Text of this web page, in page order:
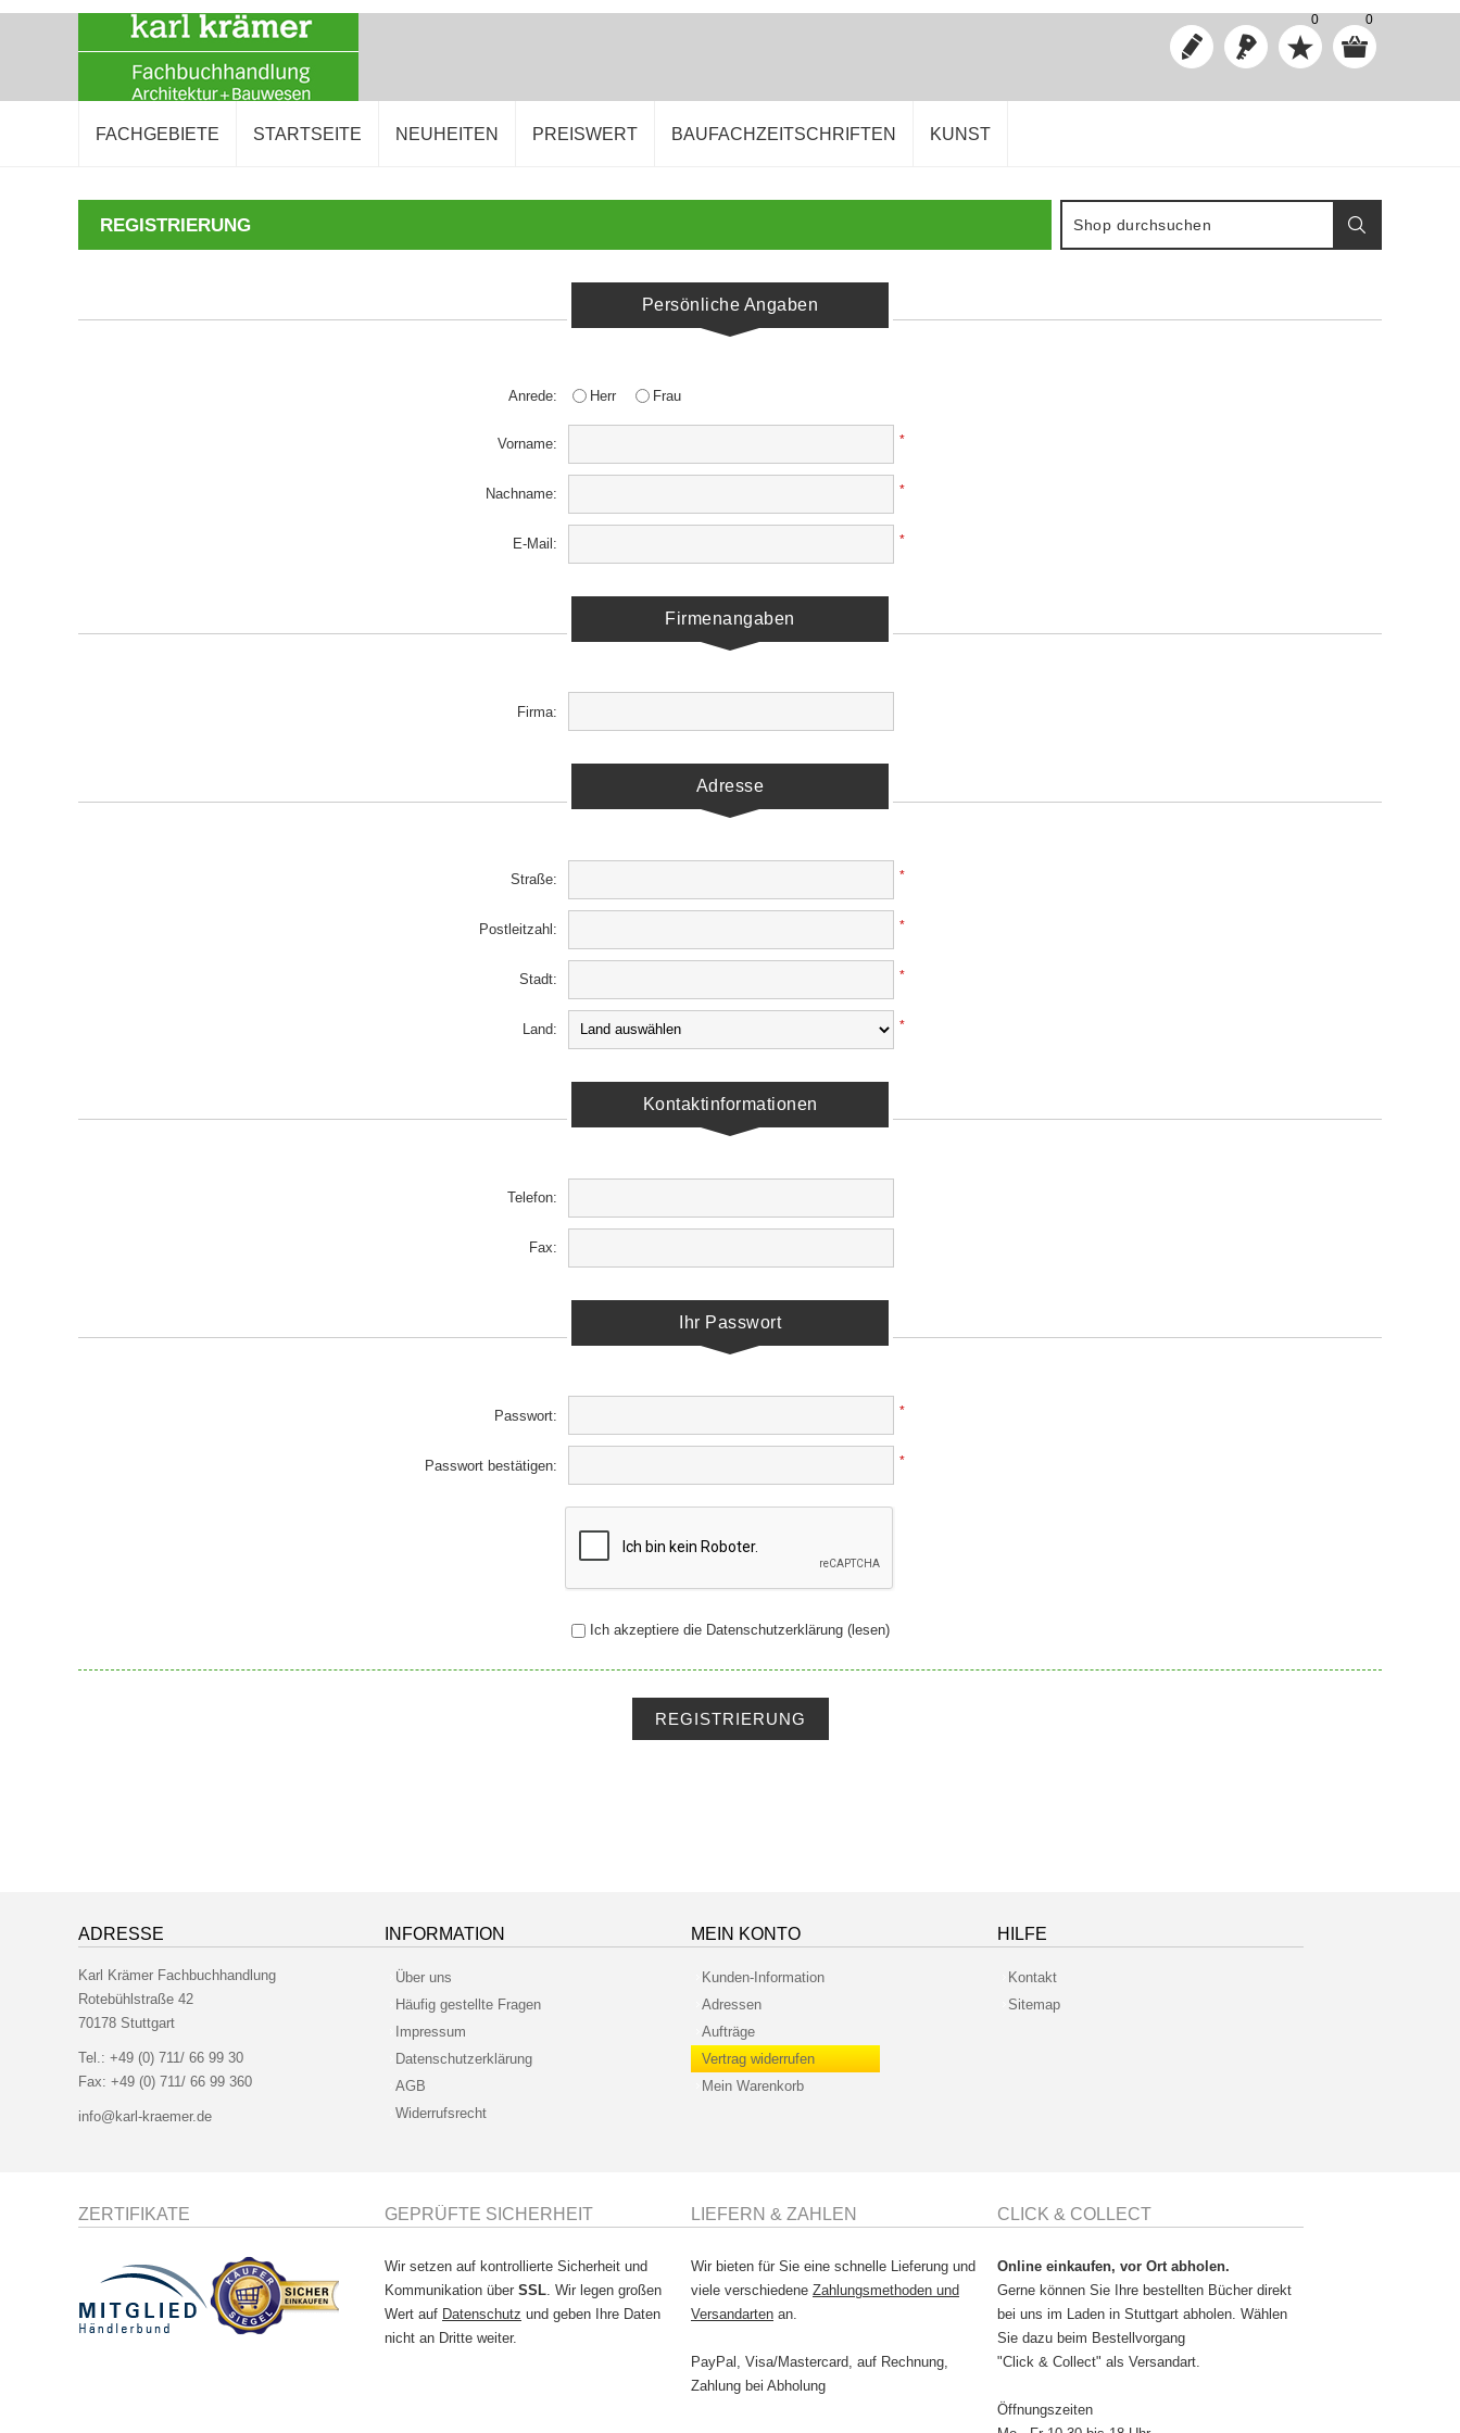
0 0
FACHGEBIETE STARTSEITE NEUHEITEN PREISWERT BAUFACHZEITSCHRIFTEN KUNST
REGISTRIERUNG
Persönliche Angaben
Anrede: Herr Frau
Vorname: *
Nachname: *
E-Mail: *
Firmenangaben
Firma:
Adresse
Straße: *
Postleitzahl: *
Stadt: *
Land: *
Kontaktinformationen
Telefon:
Fax:
Ihr Passwort
Passwort: *
Passwort bestätigen: *
Ich akzeptiere die Datenschutzerklärung (lesen)
REGISTRIERUNG
ADRESSE
Karl Krämer Fachbuchhandlung
Rotebühlstraße 42
70178 Stuttgart
Tel.: +49 (0) 711/ 66 99 30
Fax: +49 (0) 711/ 66 99 360
info@karl-kraemer.de
INFORMATION
Über uns
Häufig gestellte Fragen
Impressum
Datenschutzerklärung
AGB
Widerrufsrecht
MEIN KONTO
Kunden-Information
Adressen
Aufträge
Vertrag widerrufen
Mein Warenkorb
HILFE
Kontakt
Sitemap
ZERTIFIKATE GEPRÜFTE SICHERHEIT
Wir setzen auf kontrollierte Sicherheit und
Kommunikation über SSL. Wir legen großen
Wert auf Datenschutz und geben Ihre Daten
nicht an Dritte weiter.
LIEFERN & ZAHLEN
Wir bieten für Sie eine schnelle Lieferung und
viele verschiedene Zahlungsmethoden und
Versandarten an.
PayPal, Visa/Mastercard, auf Rechnung,
Zahlung bei Abholung
CLICK & COLLECT
Online einkaufen, vor Ort abholen.
Gerne können Sie Ihre bestellten Bücher direkt
bei uns im Laden in Stuttgart abholen. Wählen
Sie dazu beim Bestellvorgang
"Click & Collect" als Versandart.
Öffnungszeiten